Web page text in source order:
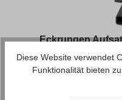
Eckrungen
Diese Website verwendet
Funktionalität bieten